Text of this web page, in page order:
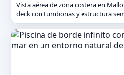
Vista aérea de zona costera en
deck con tumbonas y estructura